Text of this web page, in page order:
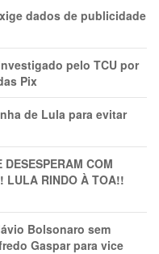
dados de publicidade
pelo TCU por
Pix
de Lula para evitar
COM
LULA RINDO À TOA!!
Bolsonaro sem
Gaspar para vice